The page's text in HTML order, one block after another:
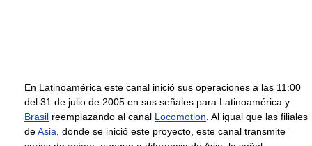
En Latinoamérica este canal inició sus operaciones a las 11:00
del 31 de julio de 2005 en sus señales para Latinoamérica y
Brasil reemplazando al canal Locomotion. Al igual que las filiales
deAsia, donde se inició este proyecto, este canal transmite